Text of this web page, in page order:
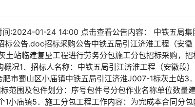
:2024-01-24 14:00 点击查看公告内容： 中铁五局集
公告.doc招标采购公告中铁五局引江济淮工程（安徽
站临建复垦工程进行劳务分包施工分包招标采购，招
况1．招标人名称：中铁五局引江济淮工程（安徽段
市蜀山区小庙镇中铁五局引江济淮J007-1标灰土站3
范围及包件划分：序号包件号分包作业名称单位数量
小庙镇5．施工分包工程工作内容：为完成本合同分包